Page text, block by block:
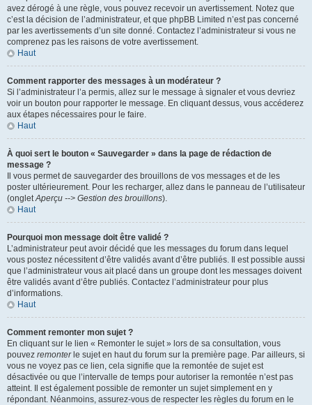
avez dérogé à une règle, vous pouvez recevoir un avertissement. Notez que
c’est la décision de l’administrateur, et que phpBB Limited n’est pas concerné
par les avertissements d’un site donné. Contactez l’administrateur si vous ne
comprenez pas les raisons de votre avertissement.
Haut
Comment rapporter des messages à un modérateur ?
Si l’administrateur l’a permis, allez sur le message à signaler et vous devriez
voir un bouton pour rapporter le message. En cliquant dessus, vous accéderez
aux étapes nécessaires pour le faire.
Haut
À quoi sert le bouton « Sauvegarder » dans la page de rédaction de
message ?
Il vous permet de sauvegarder des brouillons de vos messages et de les
poster ultérieurement. Pour les recharger, allez dans le panneau de l’utilisateur
(ongletAperçu --> Gestion des brouillons).
Haut
Pourquoi mon message doit être validé ?
L’administrateur peut avoir décidé que les messages du forum dans lequel
vous postez nécessitent d’être validés avant d’être publiés. Il est possible aussi
que l’administrateur vous ait placé dans un groupe dont les messages doivent
être validés avant d’être publiés. Contactez l’administrateur pour plus
d’informations.
Haut
Comment remonter mon sujet ?
En cliquant sur le lien « Remonter le sujet » lors de sa consultation, vous
pouvez remonterle sujet en haut du forum sur la première page. Par ailleurs, si
vous ne voyez pas ce lien, cela signifie que la remontée de sujet est
désactivée ou que l’intervalle de temps pour autoriser la remontée n’est pas
atteint. Il est également possible de remonter un sujet simplement en y
répondant. Néanmoins, assurez-vous de respecter les règles du forum en le